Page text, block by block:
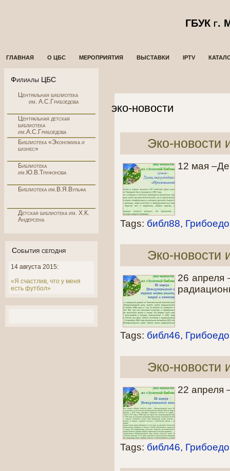
ГБУК г.
ГЛАВНАЯ О ЦБС МЕРОПРИЯТИЯ ВЫСТАВКИ IPTV
Филиалы ЦБС
Центральная библиотека
им. А.С.Грибоедова
Центральная детская
библиотека
им.А.С.Грибоедова
Библиотека «Экономика и
бизнес»
Библиотека
им.Ю.В.Трифонова
Библиотека им.В.Я.Вульфа
Детская библиотека им. Х.К.
Андерсена
События сегодня
14 августа 2015:
«Я счастлив, что у меня
есть футбол»
эко-новости
Эко-новости
12 мая
Tags: библ88
Эко-новости
26 апреля
Tags: библ46
Эко-новости
22 апреля
Tags: библ46